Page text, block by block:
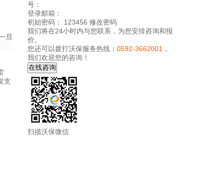
旦
支
号：
登录邮箱：
初始密码： 123456 修改密码
我们将在24小时内与您联系，为您安排咨询和报
价。
您还可以拨打沃保服务热线： 0592-3662001 ，
我们欢迎您的咨询！
扫描沃保微信